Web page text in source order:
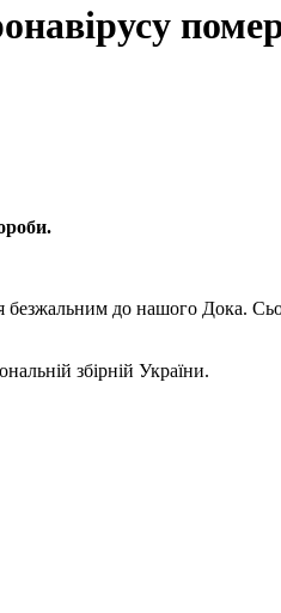
до нашого Дока.
збірній України.